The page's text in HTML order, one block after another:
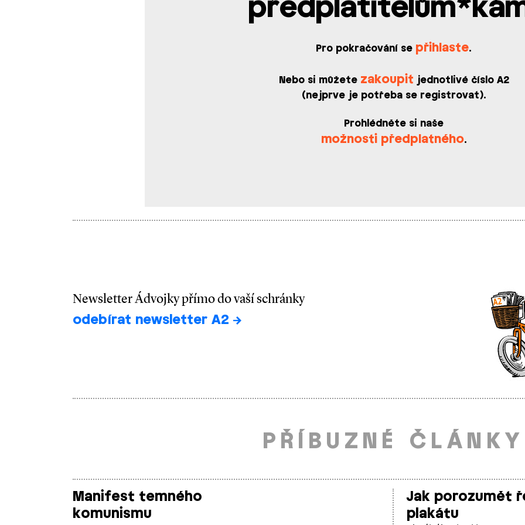
Pro pokračování se přihlaste.
Nebo si můžete zakoupit jednotlivé číslo A2
(nejprve je potřeba se registrovat).
Prohlédněte si naše
možnosti předplatného.
Newsletter Ádvojky přímo do vaší schránky
odebírat newsletter A2
PŘÍBUZNÉ ČLÁNKY
Manifest temného
komunismu
Jak porozumět
plakátu